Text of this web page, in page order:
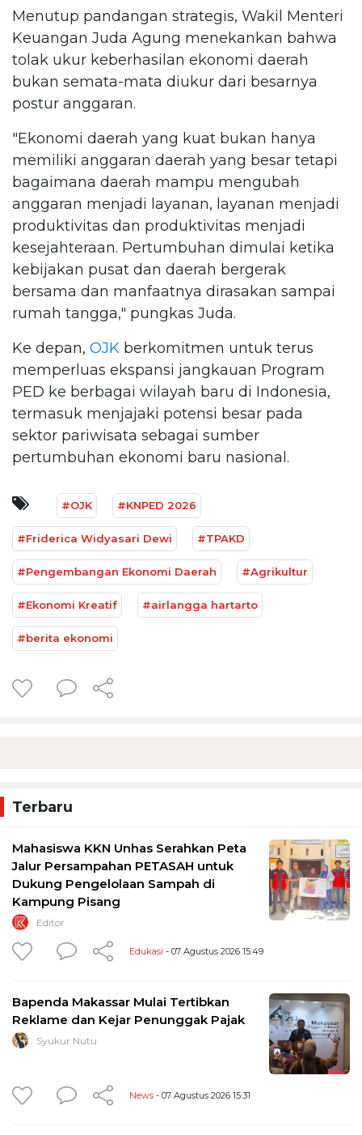
Menutup pandangan strategis, Wakil Menteri
Keuangan Juda Agung menekankan bahwa
tolak ukur keberhasilan ekonomi daerah
bukan semata-mata diukur dari besarnya
postur anggaran.
"Ekonomi daerah yang kuat bukan hanya
memiliki anggaran daerah yang besar tetapi
bagaimana daerah mampu mengubah
anggaran menjadi layanan, layanan menjadi
produktivitas dan produktivitas menjadi
kesejahteraan. Pertumbuhan dimulai ketika
kebijakan pusat dan daerah bergerak
bersama dan manfaatnya dirasakan sampai
rumah tangga," pungkas Juda.
Ke depan, OJK berkomitmen untuk terus
memperluas ekspansi jangkauan Program
PED ke berbagai wilayah baru di Indonesia,
termasuk menjajaki potensi besar pada
sektor pariwisata sebagai sumber
pertumbuhan ekonomi baru nasional.
#OJK #KNPED 2026
#Friderica Widyasari Dewi #TPAKD
#Pengembangan Ekonomi Daerah #Agrikultur
#Ekonomi Kreatif #airlangga hartarto
#berita ekonomi
Terbaru
Mahasiswa KKN Unhas Serahkan Peta
Jalur Persampahan PETASAH untuk
Dukung Pengelolaan Sampah di
Kampung Pisang
Editor
Edukasi - 07 Agustus 2026 15:49
Bapenda Makassar Mulai Tertibkan
Reklame dan Kejar Penunggak Pajak
Syukur Nutu
News - 07 Agustus 2026 15:31